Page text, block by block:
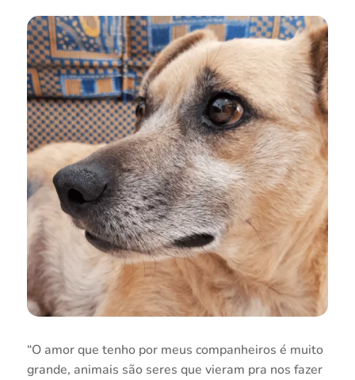
“O amor que tenho por meus companheiros é muito
grande, animais são seres que vieram pra nos fazer